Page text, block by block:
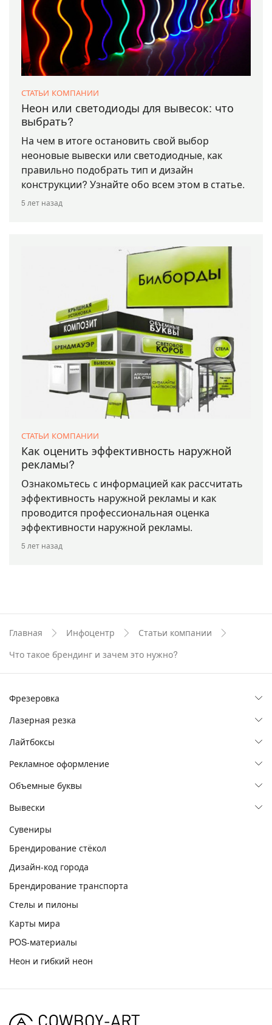
СТАТЬИ КОМПАНИИ
Неон или светодиоды для вывесок: что
выбрать?
На чем в итоге остановить свой выбор
неоновые вывески или светодиодные, как
правильно подобрать тип и дизайн
конструкции? Узнайте обо всем этом в статье.
5 лет назад
СТАТЬИ КОМПАНИИ
Как оценить эффективность наружной
рекламы?
Ознакомьтесь с информацией как рассчитать
эффективность наружной рекламы и как
проводится профессиональная оценка
эффективности наружной рекламы.
5 лет назад
Главная Инфоцентр
Статьи компании
Что такое брендинг и зачем это нужно?
Фрезеровка
Пластик
МДФ
Лазерная резка
Акрил
Пластик и ПЭТ
Лайтбоксы
Акриловые
Сквозная прорезка
Рекламное оформление
Фасады и входные группы
Брендзоны
Объемные буквы
Металл, бетон
Неон
Акриловые
Композитные
Несветовые
Псевдообъемные
Алюминиевый борт
Вывески
Неоновые
Световые
Крышные
Металлические
Бетонные
Интерьерные
Несветовые
Сувениры
Брендирование стёкол
Дизайн-код города
Брендирование транспорта
Стелы и пилоны
Карты мира
POS-материалы
Неон и гибкий неон